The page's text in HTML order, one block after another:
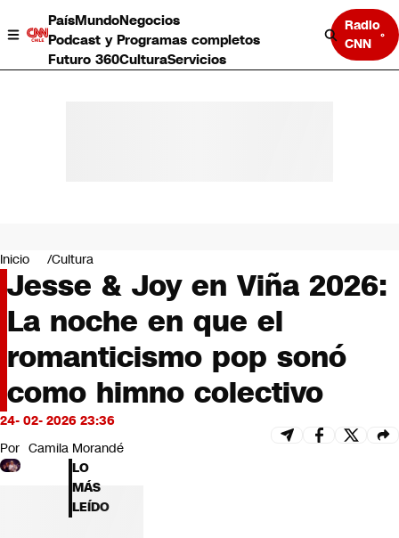
PaísMundoNegocios
Podcast y Programas completos
Futuro 360CulturaServicios
Radio
CNN
Negocios
Deportes
Programas completos
Cultura
Servicios
Bits
CNN tiempo
Futuro 360
Inicio Cultura
Jesse & Joy en Viña 2026:
La noche en que el
romanticismo pop sonó
como himno colectivo
24- 02- 2026 23:36
Por Camila Morandé
LO
MÁS
LEÍDO